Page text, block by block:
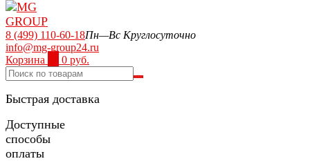
8 (499) 110-60-18Пн—Вс Круглосуточно
info@mg-group24.ru
Корзина
0 руб.
Быстрая доставка
Доступные
способы
оплаты